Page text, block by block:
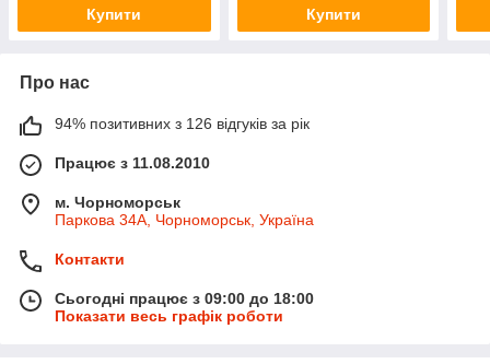
Купити Купити
Про нас
94% позитивних з 126 відгуків за рік
Працює з 11.08.2010
м. Чорноморськ
Паркова 34А, Чорноморськ, Україна
Контакти
Сьогодні працює з 09:00 до 18:00
Показати весь графік роботи